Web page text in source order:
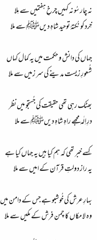
نہ چار سُو نہ کہیں چرخِ ہفتمیں سے مِلا
خِرد کو نُکتۂ توحید شاہِ دیںﷺ سے ملا
جہاں کی دانش و حکمت میں یہ کمال کہاں
شُعورِ زیست مدینے کی سر زمیں سے ملا
بھٹک رہی تھی حقیقت کی جُستجو میں نظر
درِ اِلٰہ مجھے راہِ شاہِ دیںﷺ سے ملا
کِسے خبر تھی کہ ہم کیا ہیں یہ جہاں کیا ہے
یہ راز دولتِ قرآن کے امیں سے ملا
بہارِ عرش کی خُوشبو ہے جس کے دامن میں
وہ لا مکاں کا چمن فرش کے مکیں سے ملا